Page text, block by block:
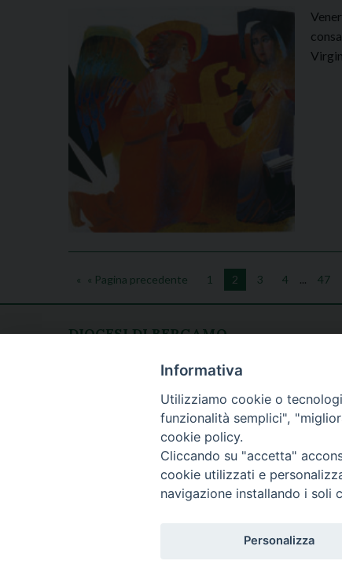
« Pagina precedente 1 2 3 4 ... 47
DIOCESI DI BERGAMO
fax: 035/278.250
lunedì - venerdì
h. 08.30 - 12.30
Informativa
Utilizziamo cookie o
funzionalità semplici",
cookie policy.
Cliccando su "accetta"
cookie utilizzati e
navigazione installando i soli
Personalizza